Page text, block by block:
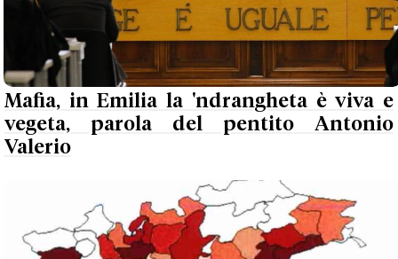
Mafia, in Emilia la 'ndrangheta è viva e
vegeta, parola del pentito Antonio
Valerio